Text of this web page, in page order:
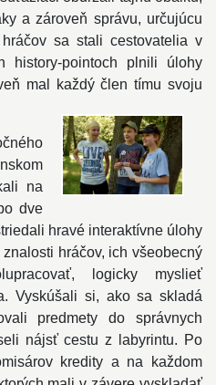
a zároveň správu, určujúcu
sa stali cestovatelia v
history-pointoch plnili úlohy
mal každý člen tímu svoju
na
dve
hravé interaktívne úlohy
hráčov, ich všeobecný
logicky myslieť
Vyskúšali si, ako sa skladá
predmety do správnych
nájsť cestu z labyrintu. Po
kredity a na každom